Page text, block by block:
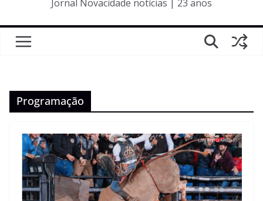
Jornal Novacidade notícias | 23 anos
Programação